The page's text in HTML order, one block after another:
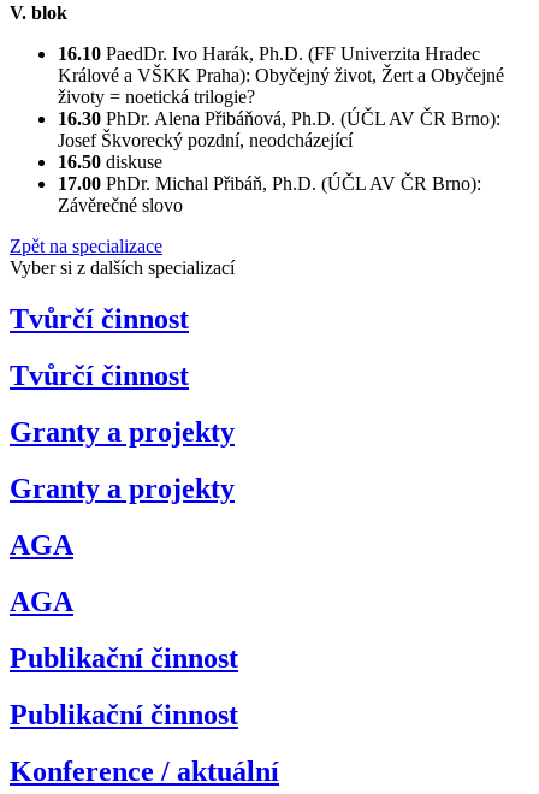
V. blok
16.10 PaedDr. Ivo Harák, Ph.D. (FF Univerzita Hradec
Králové a VŠKK Praha): Obyčejný život, Žert a Obyčejné
životy = noetická trilogie?
16.30 PhDr. Alena Přibáňová, Ph.D. (ÚČL AV ČR Brno):
Josef Škvorecký pozdní, neodcházející
16.50 diskuse
17.00 PhDr. Michal Přibáň, Ph.D. (ÚČL AV ČR Brno):
Závěrečné slovo
Zpět na specializace
Vyber si z dalších specializací
Tvůrčí činnost
Tvůrčí činnost
Granty a projekty
Granty a projekty
AGA
AGA
Publikační činnost
Publikační činnost
Konference / aktuální